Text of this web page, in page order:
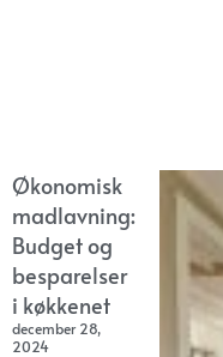
Økonomisk
madlavning:
Budget og
besparelser
i køkkenet
december 28,
2024